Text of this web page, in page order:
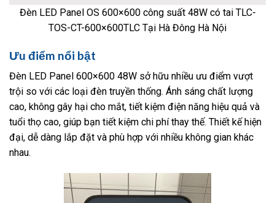
Đèn LED Panel OS 600×600 công suất 48W có tai TLC-
TOS-CT-600×600TLC Tại Hà Đông Hà Nội
Ưu điểm nổi bật
Đèn LED Panel 600×600 48W sở hữu nhiều ưu điểm vượt
trội so với các loại đèn truyền thống. Ánh sáng chất lượng
cao, không gây hại cho mắt, tiết kiệm điện năng hiệu quả và
tuổi thọ cao, giúp bạn tiết kiệm chi phí thay thế. Thiết kế hiện
đại, dễ dàng lắp đặt và phù hợp với nhiều không gian khác
nhau.